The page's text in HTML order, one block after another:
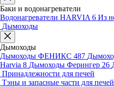
Баки и водонагреватели
Водонагреватели HARVIA 6 Из
Дымоходы
Дымоходы
Дымоходы ФЕНИКС 487
Harvia 8 Дымоходы Ферингер 26
Принадлежности для печей
Тэны и запасные части для печей